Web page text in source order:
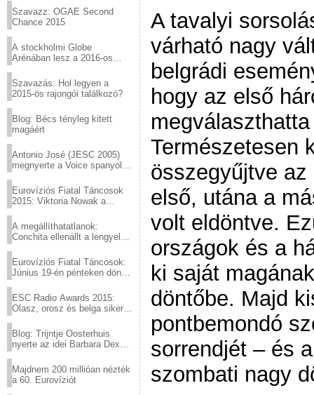
Szavazz: OGAE Second
Chance 2015
A stockholmi Globe
Arénában lesz a 2016-os
Szavazás: Hol legyen a
2015-ös rajongói találkozó?
Blog: Bécs tényleg kitett
magáért
Antonio José (JESC 2005)
megnyerte a Voice spanyol
Eurovíziós Fiatal Táncosok
2015: Viktoria Nowak a
A megállíthatatlanok:
Conchita ellenállt a lengyel
Eurovíziós Fiatal Táncosok:
Június 19-én pénteken döntő
ESC Radio Awards 2015:
Olasz, orosz és belga siker,
Blog: Trijntje Oosterhuis
nyerte az idei Barbara Dex
Majdnem 200 millióan nézték
a 60. Eurovíziót
A tavalyi
várható nagy
belgrádi
hogy az első
Természetesen
összegyűjtve
első, utána a
volt eldöntve.
országok és a
ki saját
döntőbe. Majd
pontbemondó
sorrendjét – és
szombati nagy